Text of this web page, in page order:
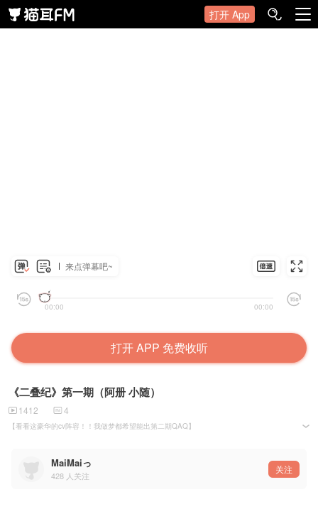
打开 App
来点弹幕吧~
00:00 00:00
打开 APP 免费收听
《二叠纪》第一期（阿册 小随）
1412 4
【看看这豪华的cv阵容！！我做梦都希望能出第二期QAQ】
策编：菠萝丸子【春色惊鸿】
导演：Yvonne滢【小鸡快跑】、菠萝丸子【春色惊鸿】
MaiMaiっ
428 人关注
关注